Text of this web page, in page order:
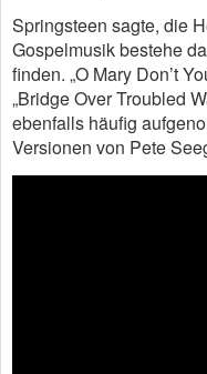
Springsteen sagte, die
Gospelmusik bestehe
finden. „O Mary Don’t
„Bridge Over Troubled
ebenfalls häufig
Versionen von Pete